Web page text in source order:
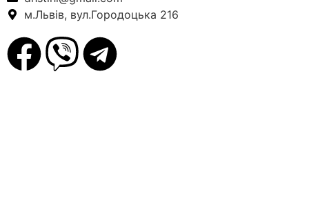
м.Львів, вул.Городоцька 216